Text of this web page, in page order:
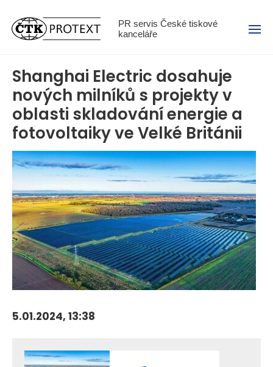
PR servis České tiskové
kanceláře
Menu
Shanghai Electric dosahuje
nových milníků s projekty v
oblasti skladování energie a
fotovoltaiky ve Velké Británii
5.01.2024, 13:38